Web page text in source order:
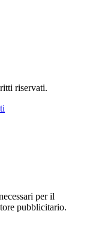
riservati.
per il
pubblicitario.